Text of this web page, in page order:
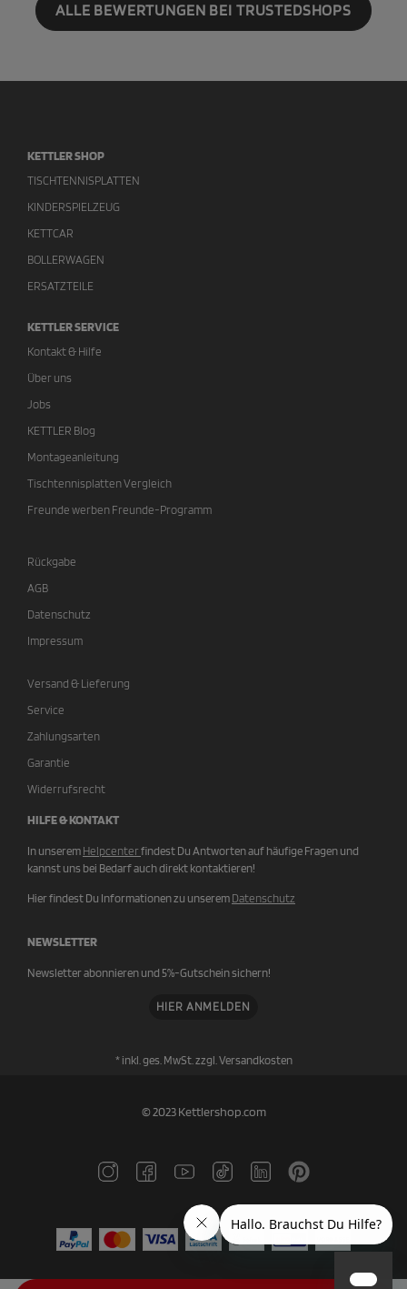
ALLE BEWERTUNGEN BEI TRUSTEDSHOPS
KETTLER SHOP
TISCHTENNISPLATTEN
KINDERSPIELZEUG
KETTCAR
BOLLERWAGEN
ERSATZTEILE
KETTLER SERVICE
Kontakt & Hilfe
Über uns
Jobs
KETTLER Blog
Montageanleitung
Tischtennisplatten Vergleich
Freunde werben Freunde-Programm
Rückgabe
AGB
Datenschutz
Impressum
Versand & Lieferung
Service
Zahlungsarten
Garantie
Widerrufsrecht
HILFE & KONTAKT
In unserem Helpcenter findest Du Antworten auf häufige Fragen und
kannst uns bei Bedarf auch direkt kontaktieren!
Hier findest Du Informationen zu unserem Datenschutz
NEWSLETTER
Newsletter abonnieren und 5%-Gutschein sichern!
HIER ANMELDEN
* inkl. ges. MwSt. zzgl. Versandkosten
© 2023 Kettlershop.com